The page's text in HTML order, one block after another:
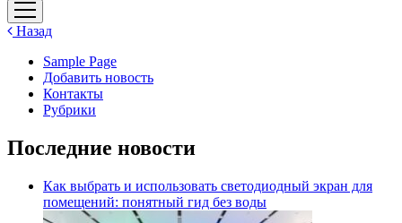
открыть
меню
Назад
Sample Page
Добавить новость
Контакты
Рубрики
Последние новости
Как выбрать и использовать светодиодный экран для
помещений: понятный гид без воды